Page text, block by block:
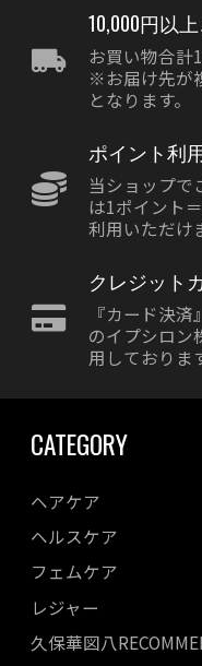
10,000円以
お買い物合計
※お届け先が
となります。
ポイント利
当ショップで
は1ポイント
利用いただけ
クレジット
『カード決
のイプシロン
用しておりま
CATEGORY
ヘアケア
ヘルスケア
フェムケア
レジャー
久保華図八